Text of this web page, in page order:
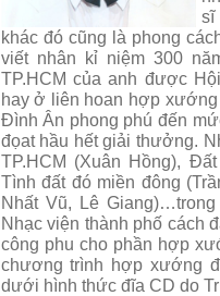
sĩ
khác đó cũng là phong
viết nhân kỉ niệm 300
TP.HCM của anh được Hội
hay ở liên hoan hợp
Đình Ân phong phú đến
đọat hầu hết giải thưởng.
TP.HCM (Xuân Hồng),
Tình đất đó miền đông
Nhất Vũ, Lê
Nhạc viện thành phố cách
công phu cho phần hợp
chương trình hợp xướng
dưới hình thức đĩa CD do